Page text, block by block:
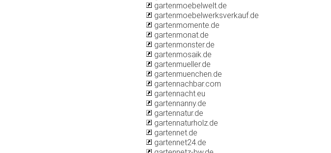
gartenmoebelwelt.de
gartenmoebelwerksverkauf.de
gartenmomente.de
gartenmonat.de
gartenmonster.de
gartenmosaik.de
gartenmueller.de
gartenmuenchen.de
gartennachbar.com
gartennacht.eu
gartennanny.de
gartennatur.de
gartennaturholz.de
gartennet.de
gartennet24.de